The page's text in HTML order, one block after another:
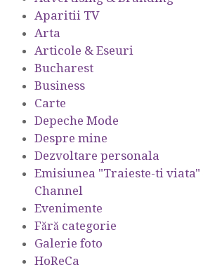
Aparitii TV
Arta
Articole & Eseuri
Bucharest
Business
Carte
Depeche Mode
Despre mine
Dezvoltare personala
Emisiunea "Traieste-ti viata"
Channel
Evenimente
Fără categorie
Galerie foto
HoReCa